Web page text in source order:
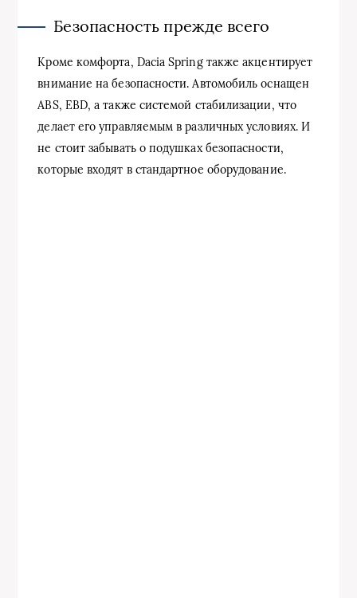
Безопасность прежде всего
Кроме комфорта, Dacia Spring также акцентирует
внимание на безопасности. Автомобиль оснащен
ABS, EBD, а также системой стабилизации, что
делает его управляемым в различных условиях. И
не стоит забывать о подушках безопасности,
которые входят в стандартное оборудование.